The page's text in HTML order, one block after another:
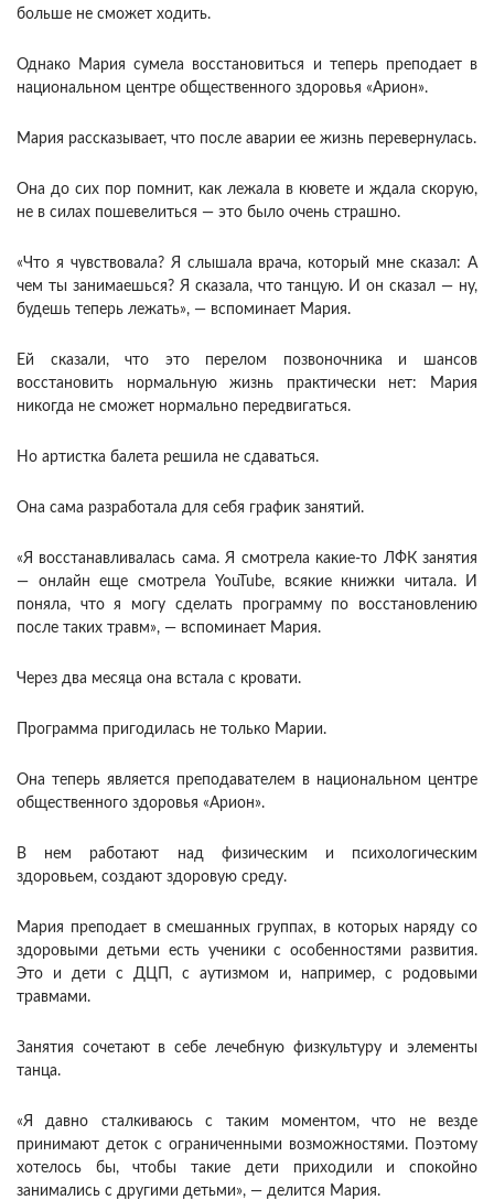
больше не сможет ходить.
Однако Мария сумела восстановиться и теперь преподает в
национальном центре общественного здоровья «Арион».
Мария рассказывает, что после аварии ее жизнь перевернулась.
Она до сих пор помнит, как лежала в кювете и ждала скорую,
не в силах пошевелиться — это было очень страшно.
«Что я чувствовала? Я слышала врача, который мне сказал: А
чем ты занимаешься? Я сказала, что танцую. И он сказал — ну,
будешь теперь лежать», — вспоминает Мария.
Ей сказали, что это перелом позвоночника и шансов
восстановить нормальную жизнь практически нет: Мария
никогда не сможет нормально передвигаться.
Но артистка балета решила не сдаваться.
Она сама разработала для себя график занятий.
«Я восстанавливалась сама. Я смотрела какие-то ЛФК занятия
— онлайн еще смотрела YouTube, всякие книжки читала. И
поняла, что я могу сделать программу по восстановлению
после таких травм», — вспоминает Мария.
Через два месяца она встала с кровати.
Программа пригодилась не только Марии.
Она теперь является преподавателем в национальном центре
общественного здоровья «Арион».
В нем работают над физическим и психологическим
здоровьем, создают здоровую среду.
Мария преподает в смешанных группах, в которых наряду со
здоровыми детьми есть ученики с особенностями развития.
Это и дети с ДЦП, с аутизмом и, например, с родовыми
травмами.
Занятия сочетают в себе лечебную физкультуру и элементы
танца.
«Я давно сталкиваюсь с таким моментом, что не везде
принимают деток с ограниченными возможностями. Поэтому
хотелось бы, чтобы такие дети приходили и спокойно
занимались с другими детьми», — делится Мария.